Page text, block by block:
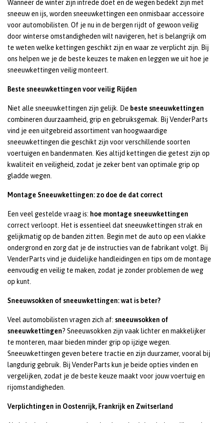
Wanneer de winter zijn intrede doet en de wegen bedekt zijn met
sneeuw en ijs, worden sneeuwkettingen een onmisbaar accessoire
voor automobilisten. Of je nu in de bergen rijdt of gewoon veilig
door winterse omstandigheden wilt navigeren, het is belangrijk om
te weten welke kettingen geschikt zijn en waar ze verplicht zijn. Bij
ons helpen we je de beste keuzes te maken en leggen we uit hoe je
sneeuwkettingen veilig monteert.
Beste sneeuwkettingen voor veilig Rijden
Niet alle sneeuwkettingen zijn gelijk. De beste sneeuwkettingen
combineren duurzaamheid, grip en gebruiksgemak. Bij VenderParts
vind je een uitgebreid assortiment van hoogwaardige
sneeuwkettingen die geschikt zijn voor verschillende soorten
voertuigen en bandenmaten. Kies altijd kettingen die getest zijn op
kwaliteit en veiligheid, zodat je zeker bent van optimale grip op
gladde wegen.
Montage Sneeuwkettingen: zo doe de dat correct
Een veel gestelde vraag is: hoe montage sneeuwkettingen
correct verloopt. Het is essentieel dat sneeuwkettingen strak en
gelijkmatig op de banden zitten. Begin met de auto op een vlakke
ondergrond en zorg dat je de instructies van de fabrikant volgt. Bij
VenderParts vind je duidelijke handleidingen en tips om de montage
eenvoudig en veilig te maken, zodat je zonder problemen de weg
op kunt.
Sneeuwsokken of sneeuwkettingen: wat is beter?
Veel automobilisten vragen zich af: sneeuwsokken of
sneeuwkettingen? Sneeuwsokken zijn vaak lichter en makkelijker
te monteren, maar bieden minder grip op ijzige wegen.
Sneeuwkettingen geven betere tractie en zijn duurzamer, vooral bij
langdurig gebruik. Bij VenderParts kun je beide opties vinden en
vergelijken, zodat je de beste keuze maakt voor jouw voertuig en
rijomstandigheden.
Verplichtingen in Oostenrijk, Frankrijk en Zwitserland